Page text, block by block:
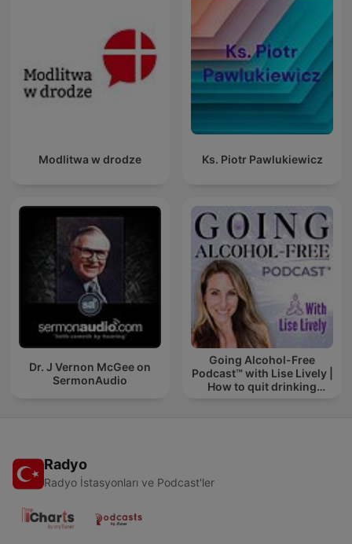
Modlitwa w drodze Ks. Piotr Pawlukiewicz
Dr. J Vernon McGee on
SermonAudio
Going Alcohol-Free
Podcast™ with Lise Lively |
How to quit drinking
Radyo
Radyo İstasyonları ve Podcast'ler